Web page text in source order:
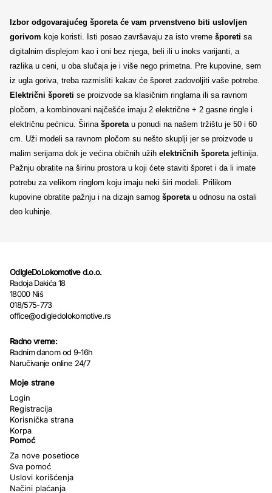
Izbor odgovarajućeg šporeta će vam prvenstveno biti uslovljen
gorivom koje koristi. Isti posao završavaju za isto vreme šporeti sa
digitalnim displejom kao i oni bez njega, beli ili u inoks varijanti, a
razlika u ceni, u oba slučaja je i više nego primetna. Pre kupovine, sem
iz ugla goriva, treba razmisliti kakav će šporet zadovoljiti vaše potrebe.
Električni šporeti se proizvode sa klasičnim ringlama ili sa ravnom
pločom, a kombinovani najčešće imaju 2 električne + 2 gasne ringle i
električnu pećnicu. Širina šporetau ponudi na našem tržištu je 50 i 60
cm. Uži modeli sa ravnom pločom su nešto skuplji jer se proizvode u
malim serijama dok je većina običnih užih električnih šporetajeftinija.
Pažnju obratite na širinu prostora u koji ćete staviti šporet i da li imate
potrebu za velikom ringlom koju imaju neki širi modeli. Prilikom
kupovine obratite pažnju i na dizajn samog šporetau odnosu na ostali
deo kuhinje.
OdIgleDoLokomotive d.o.o.
Radoja Dakića 18
18000 Niš
018/575-773
office@odigledolokomotive.rs
Radno vreme:
Radnim danom od 9-16h
Naručivanje online 24/7
Moje strane
Login
Registracija
Korisnička strana
Korpa
Pomoć
Za nove posetioce
Sva pomoć
Uslovi korišćenja
Načini plaćanja